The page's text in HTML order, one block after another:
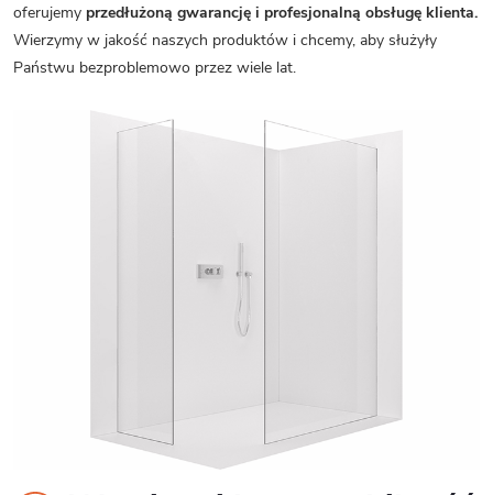
oferujemy przedłużoną gwarancję i profesjonalną obsługę klienta.
Wierzymy w jakość naszych produktów i chcemy, aby służyły
Państwu bezproblemowo przez wiele lat.